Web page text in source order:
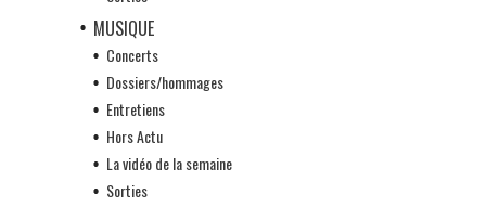
MUSIQUE
Concerts
Dossiers/hommages
Entretiens
Hors Actu
La vidéo de la semaine
Sorties